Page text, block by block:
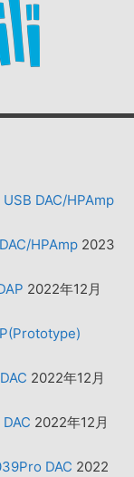
DAC/HPAmp
HPAmp 2023
2022年12月
2022年12月
2022年12月
DAC 2022